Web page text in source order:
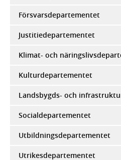
Försvarsdepartementet
Justitiedepartementet
Klimat- och
Kulturdepartementet
Landsbygds- och
Socialdepartementet
Utbildningsdepartementet
Utrikesdepartementet